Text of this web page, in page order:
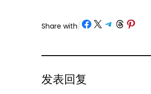
Share with/ Share on Facebook
Share on X Share on Telegram
Share on Threads
Share on
发表回复